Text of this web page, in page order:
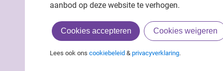
aanbod op deze website te verhogen.
Cookies accepteren Cookies weigeren
Lees ook ons cookiebeleid & privacyverklaring.